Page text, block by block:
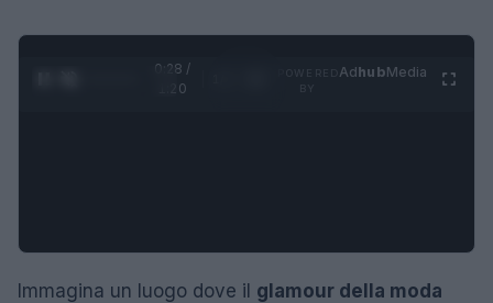
0:29 /
1:20
AdhubMedia
Immagina un luogo dove il glamour della moda